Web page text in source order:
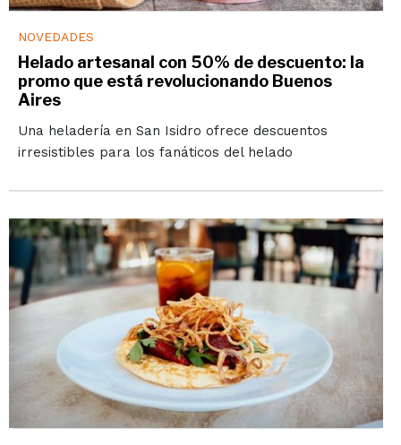
NOVEDADES
Helado artesanal con 50% de descuento: la
promo que está revolucionando Buenos
Aires
Una heladería en San Isidro ofrece descuentos
irresistibles para los fanáticos del helado